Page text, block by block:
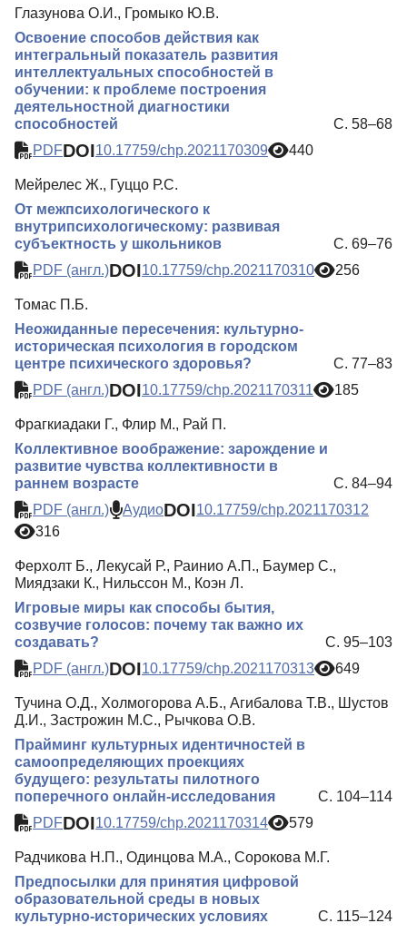
Глазунова О.И., Громыко Ю.В.
Освоение способов действия как
интегральный показатель развития
интеллектуальных способностей в
обучении: к проблеме построения
деятельностной диагностики
способностей
С. 58–68
PDFDOI10.17759/chp.2021170309 440
Мейрелес Ж., Гуццо Р.С.
От межпсихологического к
внутрипсихологическому: развивая
субъектность у школьников
С. 69–76
PDF (англ.)DOI10.17759/chp.2021170310 256
Томас П.Б.
Неожиданные пересечения: культурно-
историческая психология в городском
центре психического здоровья?
С. 77–83
PDF (англ.)DOI10.17759/chp.2021170311 185
Фрагкиадаки Г., Флир М., Рай П.
Коллективное воображение: зарождение и
развитие чувства коллективности в
раннем возрасте
С. 84–94
PDF (англ.)
АудиоDOI10.17759/chp.2021170312
316
Ферхолт Б., Лекусай Р., Раинио А.П., Баумер С.,
Миядзаки К., Нильссон М., Коэн Л.
Игровые миры как способы бытия,
созвучие голосов: почему так важно их
создавать?
С. 95–103
PDF (англ.)DOI10.17759/chp.2021170313 649
Тучина О.Д., Холмогорова А.Б., Агибалова Т.В., Шустов
Д.И., Застрожин М.С., Рычкова О.В.
Прайминг культурных идентичностей в
самоопределяющих проекциях
будущего: результаты пилотного
поперечного онлайн-исследования
С. 104–114
PDFDOI10.17759/chp.2021170314 579
Радчикова Н.П., Одинцова М.А., Сорокова М.Г.
Предпосылки для принятия цифровой
образовательной среды в новых
культурно-исторических условиях
С. 115–124